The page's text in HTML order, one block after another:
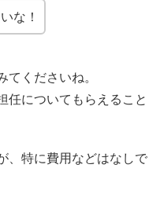
な！
くださいね。
任についてもらえること
、特に費用などはなしで